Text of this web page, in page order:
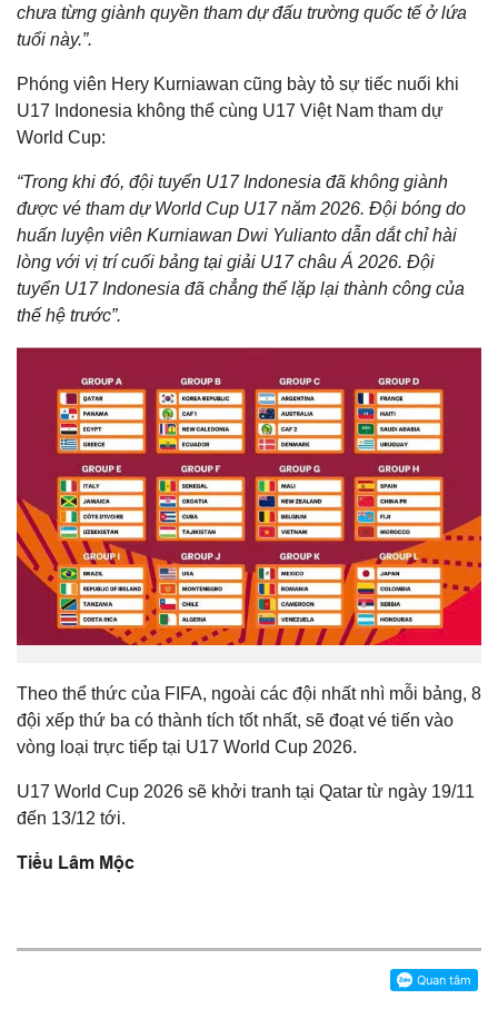
chưa từng giành quyền tham dự đấu trường quốc tế ở lứa
tuổi này.”.
Phóng viên Hery Kurniawan cũng bày tỏ sự tiếc nuối khi
U17 Indonesia không thể cùng U17 Việt Nam tham dự
World Cup:
“Trong khi đó, đội tuyển U17 Indonesia đã không giành
được vé tham dự World Cup U17 năm 2026. Đội bóng do
huấn luyện viên Kurniawan Dwi Yulianto dẫn dắt chỉ hài
lòng với vị trí cuối bảng tại giải U17 châu Á 2026. Đội
tuyển U17 Indonesia đã chẳng thể lặp lại thành công của
thế hệ trước”.
Theo thể thức của FIFA, ngoài các đội nhất nhì mỗi bảng, 8
đội xếp thứ ba có thành tích tốt nhất, sẽ đoạt vé tiến vào
vòng loại trực tiếp tại U17 World Cup 2026.
U17 World Cup 2026 sẽ khởi tranh tại Qatar từ ngày 19/11
đến 13/12 tới.
Tiểu Lâm Mộc